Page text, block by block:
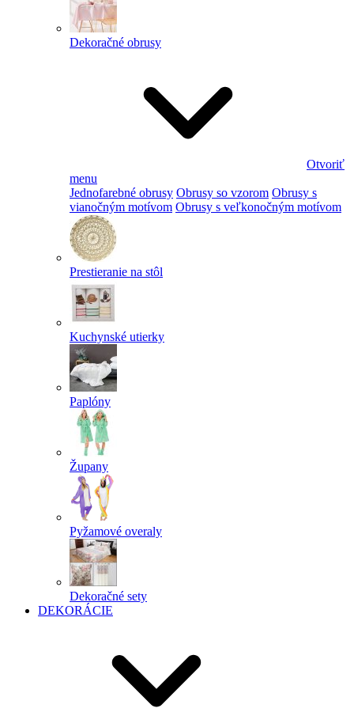
Dekoračné obrusy
Otvoriť
menu
Jednofarebné obrusy Obrusy so vzorom Obrusy s
vianočným motívom Obrusy s veľkonočným motívom
Prestieranie na stôl
Kuchynské utierky
Paplóny
Župany
Pyžamové overaly
Dekoračné sety
DEKORÁCIE